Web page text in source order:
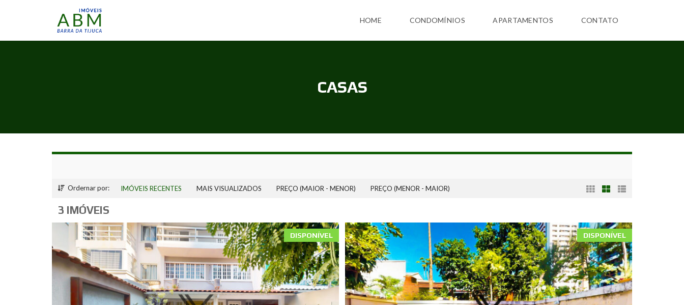
HOME CONDOMÍNIOS APARTAMENTOS CONTATO
CASAS
Ordernar por: IMÓVEIS RECENTES MAIS VISUALIZADOS PREÇO (MAIOR - MENOR) PREÇO (MENOR - MAIOR)
3 IMÓVEIS
DISPONÍVEL DISPONÍVEL